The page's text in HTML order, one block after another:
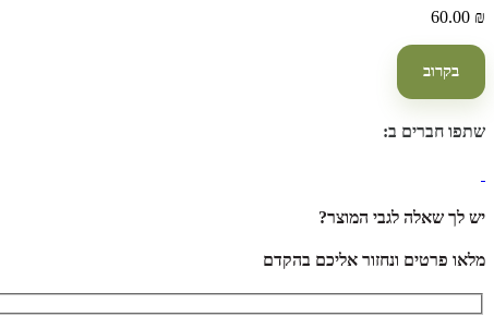
60.00 ₪
בקרוב
שתפו חברים ב:
יש לך שאלה לגבי המוצר?
מלאו פרטים ונחזור אליכם בהקדם